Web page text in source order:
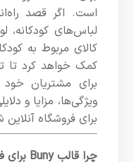
است. اگر قصد
لباس‌های کودکانه،
کمک خواهد کرد تا
برای مشتریان خود
ویژگی‌ها، مزایا و
برای فروشگاه
چرا قالب Buny برای فروشگاه شما مناسب است؟